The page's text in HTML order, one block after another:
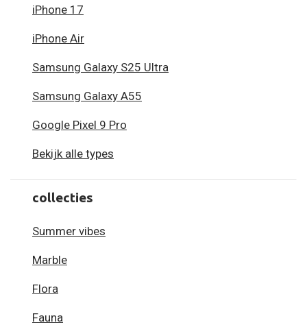
iPhone 17
iPhone Air
Samsung Galaxy S25 Ultra
Samsung Galaxy A55
Google Pixel 9 Pro
Bekijk alle types
collecties
Summer vibes
Marble
Flora
Fauna